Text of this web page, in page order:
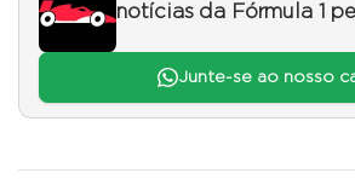
notícias da Fórmula 1
Junte-se ao nosso